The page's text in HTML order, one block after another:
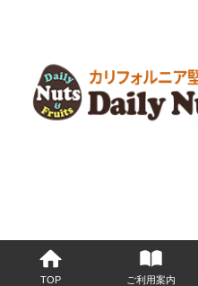
TOP ご利用案内